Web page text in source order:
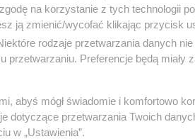
WIADOMOŚCI
Wszedł do
później
na korzystanie z tych technologii
ją zmienić/wycofać klikając przycisk
rodzaje przetwarzania danych
przetwarzaniu. Preferencje będą miały
abyś mógł świadomie i komfortowo
dotyczące przetwarzania Twoich
w „Ustawienia”.